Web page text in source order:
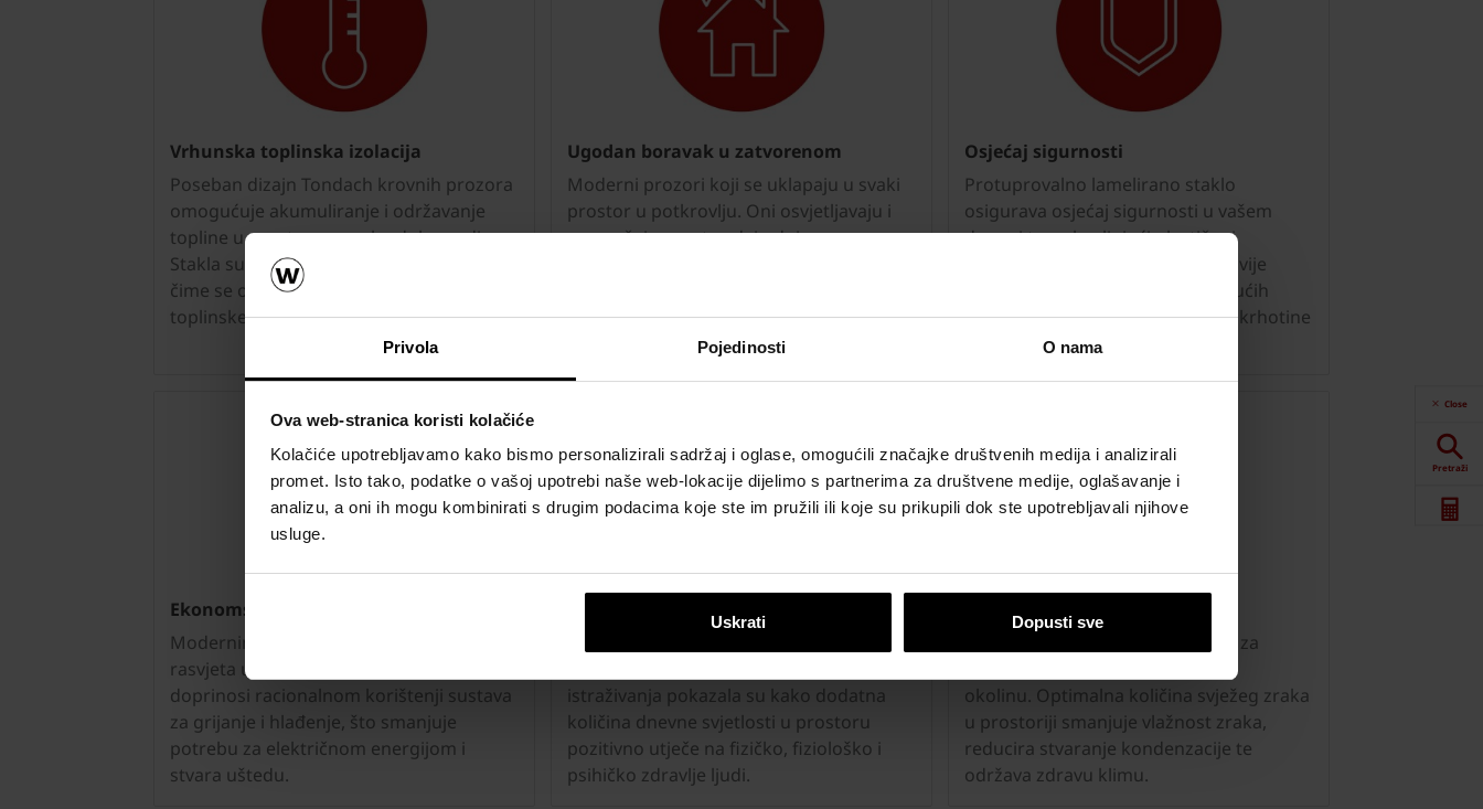
Privola Pojedinosti O nama
Ova web-stranica koristi kolačiće
Kolačiće upotrebljavamo kako bismo personalizirali sadržaj i oglase, omogućili značajke društvenih medija i analizirali
promet. Isto tako, podatke o vašoj upotrebi naše web-lokacije dijelimo s partnerima za društvene medije, oglašavanje i
analizu, a oni ih mogu kombinirati s drugim podacima koje ste im pružili ili koje su prikupili dok ste upotrebljavali njihove
usluge.
Uskrati Dopusti sve
Vrhunska toplinska izolacija
Poseban dizajn Tondach krovnih prozora
omogućuje akumuliranje i održavanje
topline u prostoru u svako doba godine.
Stakla su vakumirana i punjena argonom
čime se osiguravaju značajne uštede
toplinske energije i niži računi za grijanje.
Ugodan boravak u zatvorenom
Moderni prozori koji se uklapaju u svaki
prostor u potkrovlju. Oni osvjetljavaju i
prozračuju prostor, daju dojam
produktivnost, smanjeni umor i visoku
Osjećaj sigurnosti
Protuprovalno lamelirano staklo
osigurava osjećaj sigurnosti u vašem
domu i to zahvaljujući plastičnoj
membrani postavljenoj između dvije
staklene ploče, koja štiti od mogućih
oštećenja i lomljenja te zadržava krhotine
stakla u slučaju loma.
Ekonomska ušteda
Modernim dizajnom pruža se adekvatna
rasvjeta u unutrašnjosti potkrovlja i
doprinosi racionalnom korištenji sustava
za grijanje i hlađenje, što smanjuje
potrebu za električnom energijom i
stvara uštedu.
istraživanja pokazala su kako dodatna
količina dnevne svjetlosti u prostoru
pozitivno utječe na fizičko, fiziološko i
psihičko zdravlje ljudi.
Dobra ventilacija u domu ključ je za
okolinu. Optimalna količina svježeg zraka
u prostoriji smanjuje vlažnost zraka,
reducira stvaranje kondenzacije te
održava zdravu klimu.
Close
Pretraži